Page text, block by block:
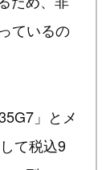
ているの
」とメ
て税込9